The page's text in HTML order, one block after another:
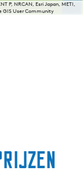
P, NRCAN, Esri Japan, METI,
GIS User Community